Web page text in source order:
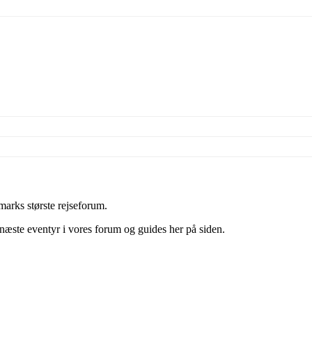
største rejseforum.
eventyr i vores forum og guides her på siden.